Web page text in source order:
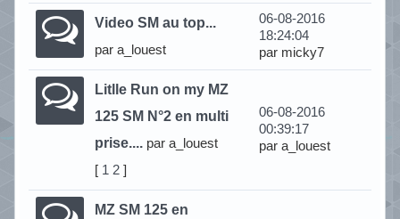
Video SM au top...
par a_louest
06-08-2016
18:24:04
par micky7
Litlle Run on my MZ
125 SM N°2 en multi
prise.... par a_louest
[ 1 2]
06-08-2016
00:39:17
par a_louest
MZ SM 125 en